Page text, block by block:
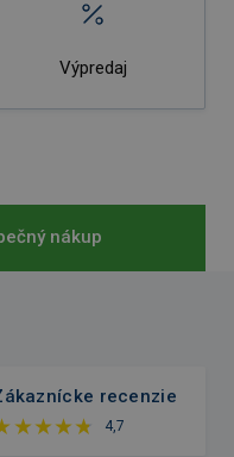
Výpredaj
nákup
recenzie
4,7